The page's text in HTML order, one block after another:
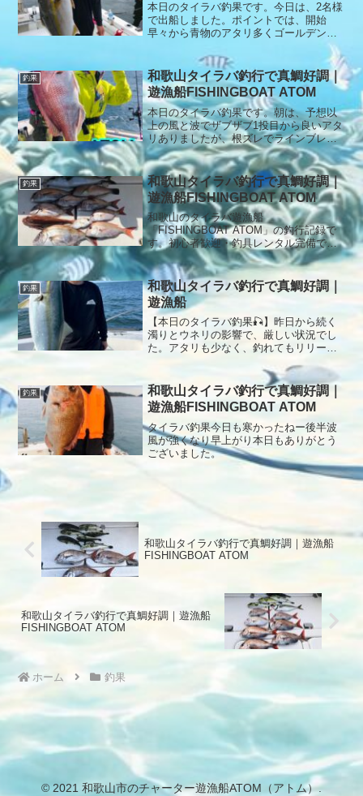
本日のタイラバ釣果です。今日は、2名様
で出船しました。ポイントでは、開始
早々から青物のアタリ多くゴールデンタ
イム終了その後は、アタリ少なく大苦戦
でしたが、終了間近にやっと真鯛が釣れ
ました。タイラバ初心者でしたが全員安
打とはなりませんでした。本日もありが
とうございました。
釣果
和歌山タイラバ釣行で真鯛好調｜
遊漁船FISHINGBOAT ATOM
本日のタイラバ釣果です。朝は、予想以
上の風と波でザブザブ1投目から良いアタ
リありましたが、根ズレでラインブレイ
ク残念😢その後は、最後までポツポツ釣
れました。本日もありがとうございまし
た。
釣果
和歌山タイラバ釣行で真鯛好調｜
遊漁船FISHINGBOAT ATOM
和歌山のタイラバ遊漁船
「FISHINGBOAT ATOM」の釣行記録で
す。初心者歓迎・釣具レンタル完備で、
安心してタイラバ釣りを楽しめます。本
日のタイラバ釣果です。今日は、朝から
アタリも少なく苦戦😓でもみんな集中し
て頑張ってくれました。しか...
釣果
和歌山タイラバ釣行で真鯛好調｜
遊漁船
【本日のタイラバ釣果🎣】昨日から続く
濁りとウネリの影響で、厳しい状況でし
た。アタリも少なく、釣れてもリリース
さず連続ヒット！キープサイズも交じ
り、良い釣果となりました✨本日もご乗
船ありがとうございました🙇‍♂️
釣果
和歌山タイラバ釣行で真鯛好調｜
遊漁船FISHINGBOAT ATOM
タイラバ釣果今日も寒かったねー後半波
風が強くなり早上がり本日もありがとう
ございました。
和歌山タイラバ釣行で真鯛好調｜遊漁船
FISHINGBOAT ATOM
和歌山タイラバ釣行で真鯛好調｜遊漁船
FISHINGBOAT ATOM
ホーム 釣果
© 2021 和歌山市のチャーター遊漁船ATOM（アトム）.